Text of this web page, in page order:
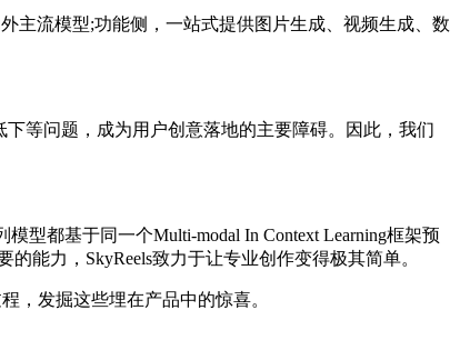
外主流模型;功能侧，一站式提供图片生成、视频生成、数
等问题，成为用户创意落地的主要障碍。因此，我们
型都基于同一个Multi-modal In Context Learning框架预
能力，SkyReels致力于让专业创作变得极其简单。
，发掘这些埋在产品中的惊喜。